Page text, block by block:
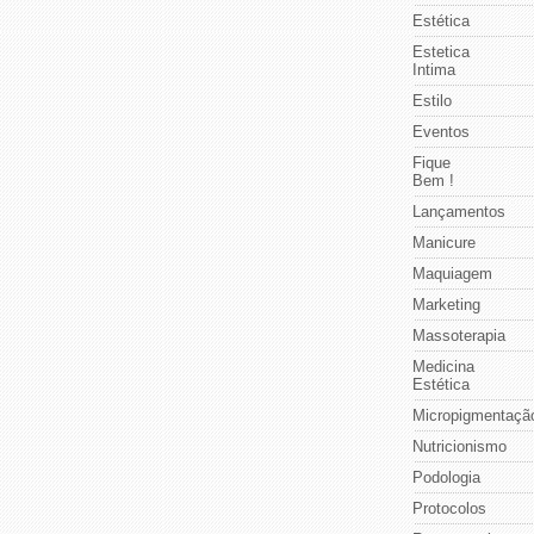
Estética
Estetica
Intima
Estilo
Eventos
Fique
Bem !
Lançamentos
Manicure
Maquiagem
Marketing
Massoterapia
Medicina
Estética
Nutricionismo
Podologia
Protocolos